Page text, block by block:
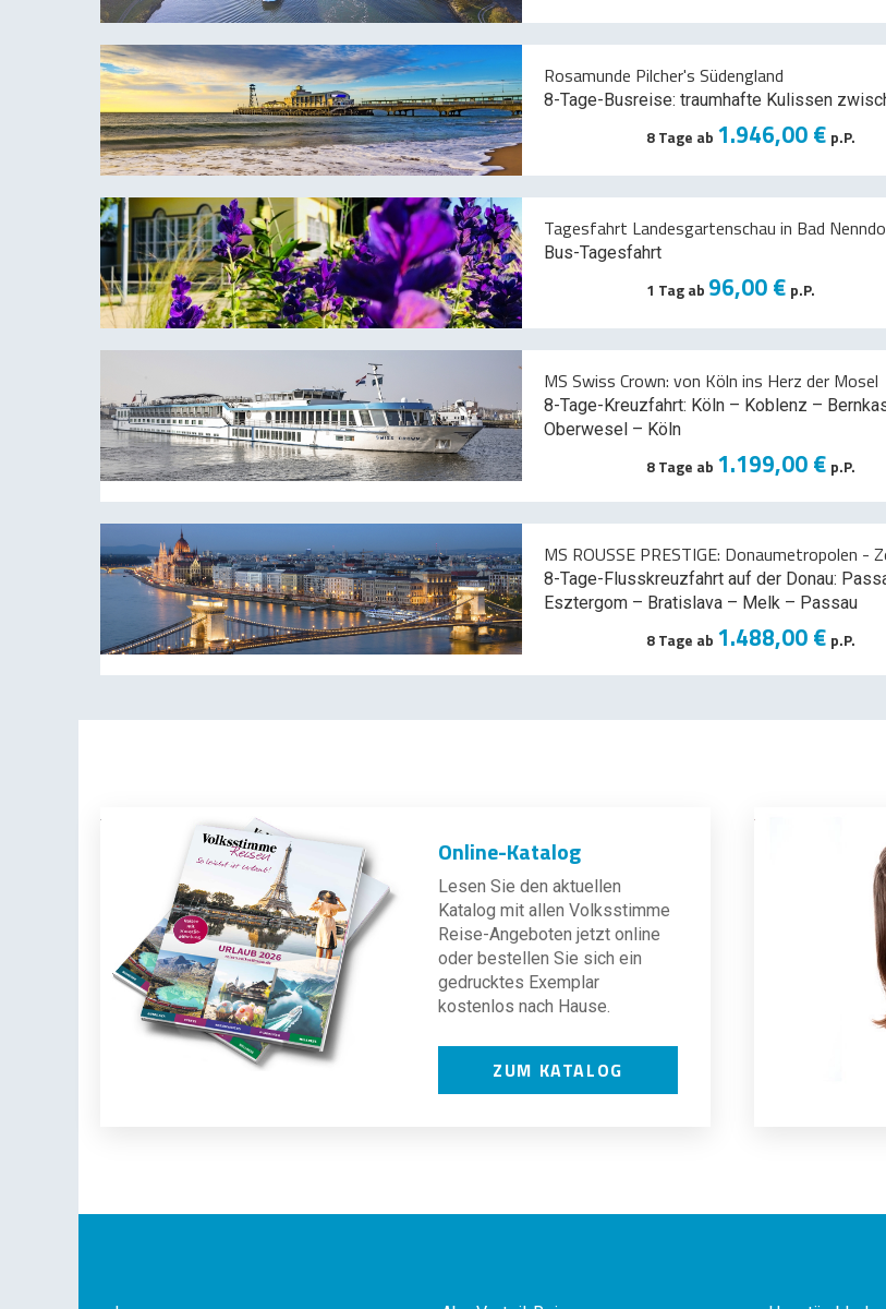
Rosamunde Pilcher's Südengland
8-Tage-Busreise: traumhafte Kulissen
8 Tage ab 1.946,00 € p.P.
Tagesfahrt Landesgartenschau in Bad
Bus-Tagesfahrt
1 Tag ab 96,00 € p.P.
MS Swiss Crown: von Köln ins Herz der Mosel
8-Tage-Kreuzfahrt: Köln – Koblenz –
Oberwesel – Köln
8 Tage ab 1.199,00 € p.P.
MS ROUSSE PRESTIGE: Donaumetropolen -
8-Tage-Flusskreuzfahrt auf der Donau:
Esztergom – Bratislava – Melk – Passau
8 Tage ab 1.488,00 € p.P.
Online-Katalog
Lesen Sie den aktuellen
Katalog mit allen Volksstimme
Reise-Angeboten jetzt online
oder bestellen Sie sich ein
gedrucktes Exemplar
kostenlos nach Hause.
ZUM KATALOG